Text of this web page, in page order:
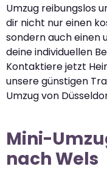
Umzug reibungslos
dir nicht nur einen
sondern auch einen
deine individuellen
Kontaktiere jetzt
unsere günstigen
Umzug von
Mini-
nach Wels